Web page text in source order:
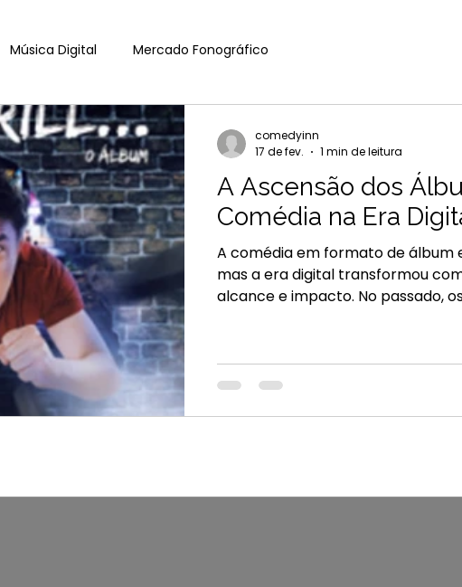
Música Digital Mercado Fonográfico
A Ascensão dos
Comédia na Era
A comédia em formato de álbum
mas a era digital transformou
alcance e impacto. No passado, os comediantes
streaming como Spotify e Apple
artistas alcancem públicos
comedyinn
17 de fev.
1 min de leitura